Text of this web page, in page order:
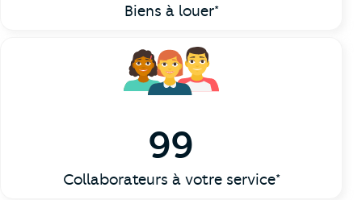
Biens à louer*
99
Collaborateurs à votre service*